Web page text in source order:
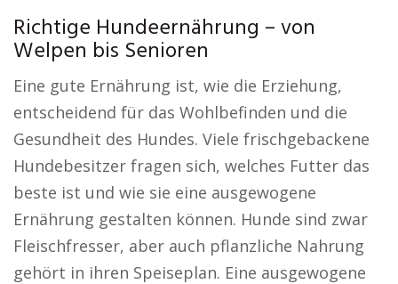
Richtige Hundeernährung – von
Welpen bis Senioren
Eine gute Ernährung ist, wie die Erziehung,
entscheidend für das Wohlbefinden und die
Gesundheit des Hundes. Viele frischgebackene
Hundebesitzer fragen sich, welches Futter das
beste ist und wie sie eine ausgewogene
Ernährung gestalten können. Hunde sind zwar
Fleischfresser, aber auch pflanzliche Nahrung
gehört in ihren Speiseplan. Eine ausgewogene